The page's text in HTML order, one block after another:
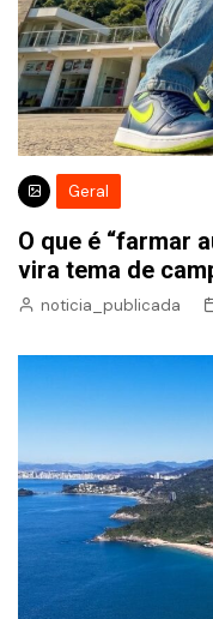
Geral
O que é “farmar
vira tema de
noticia_publicada